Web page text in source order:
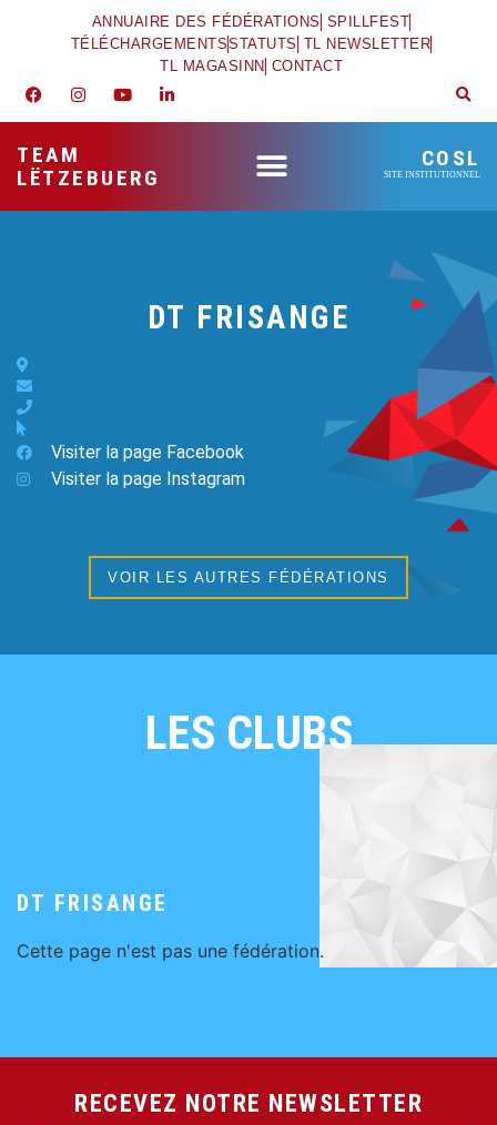
ANNUAIRE DES FÉDÉRATIONS SPILLFEST
TÉLÉCHARGEMENTSSTATUTS TL NEWSLETTER
TL MAGASINN CONTACT
TEAM
LËTZEBUERG
COSL
SITE INSTITUTIONNEL
DT FRISANGE
Visiter la page Facebook
Visiter la page Instagram
VOIR LES AUTRES FÉDÉRATIONS
LES CLUBS
DT FRISANGE
Cette page n'est pas une fédération.
RECEVEZ NOTRE NEWSLETTER